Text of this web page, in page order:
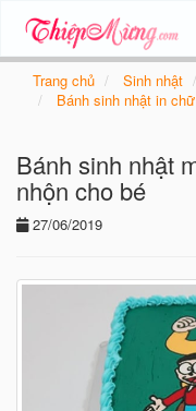
Trang chủ Sinh nhật
Bánh sinh nhật in chữ
Bánh sinh nhật
nhộn cho bé
27/06/2019